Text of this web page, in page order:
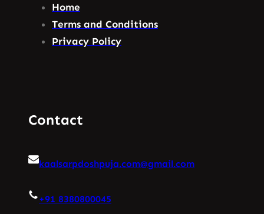
Home
Terms and Conditions
Privacy Policy
Contact
kaalsarpdoshpuja.com@gmail.com
+91 8380800045